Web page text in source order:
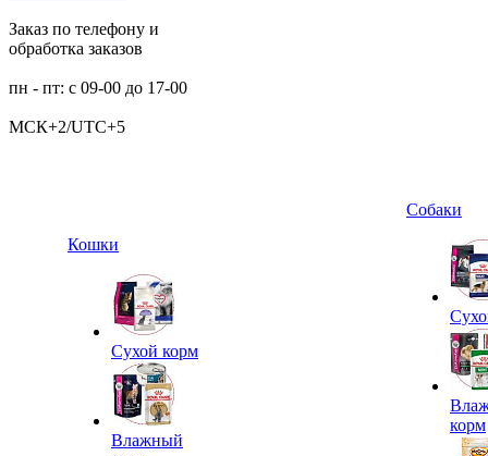
Заказ по телефону и
обработка заказов
пн - пт: с 09-00 до 17-00
МСК+2/UTC+5
Кошки
Сухой корм
Влажный
Собаки
корм